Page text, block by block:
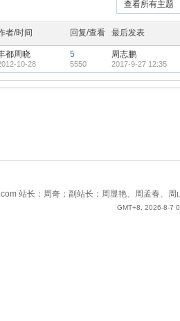
查看所有主题
者/时间 回复/查看 最后发表
都周晓
10-28
5
5550
周志鹏
2017-9-27 12:35
站长：周奇；副站长：周显艳、周孟春、周
GMT+8, 2026-8-7